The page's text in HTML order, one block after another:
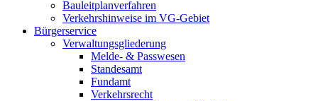
Bauleitplanverfahren
Verkehrshinweise im VG-Gebiet
Bürgerservice
Verwaltungsgliederung
Melde- & Passwesen
Standesamt
Fundamt
Verkehrsrecht